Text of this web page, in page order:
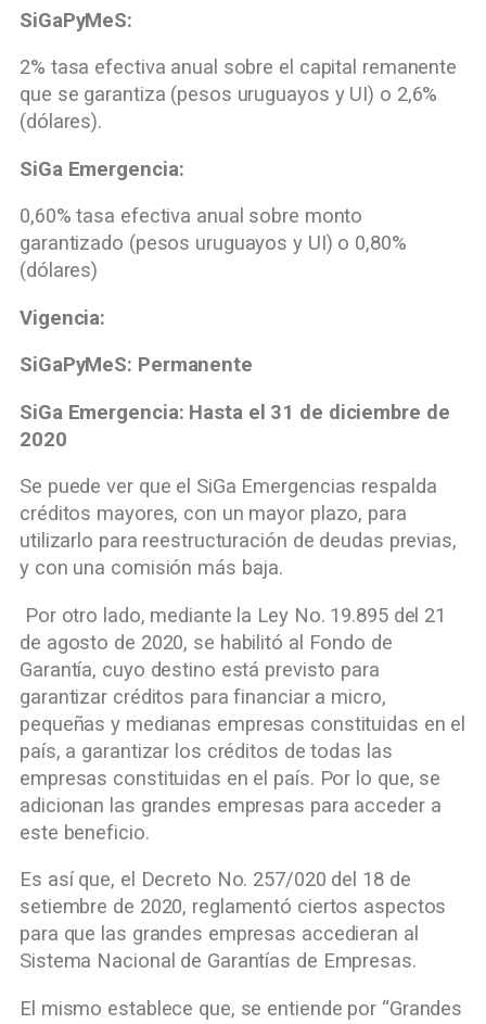
SiGaPyMeS:
2% tasa efectiva anual sobre el capital remanente
que se garantiza (pesos uruguayos y UI) o 2,6%
(dólares).
SiGa Emergencia:
0,60% tasa efectiva anual sobre monto
garantizado (pesos uruguayos y UI) o 0,80%
(dólares)
Vigencia:
SiGaPyMeS: Permanente
SiGa Emergencia: Hasta el 31 de diciembre de
2020
Se puede ver que el SiGa Emergencias respalda
créditos mayores, con un mayor plazo, para
utilizarlo para reestructuración de deudas previas,
y con una comisión más baja.
Por otro lado, mediante la Ley No. 19.895 del 21
de agosto de 2020, se habilitó al Fondo de
Garantía, cuyo destino está previsto para
garantizar créditos para financiar a micro,
pequeñas y medianas empresas constituidas en el
país, a garantizar los créditos de todas las
empresas constituidas en el país. Por lo que, se
adicionan las grandes empresas para acceder a
este beneficio.
Es así que, el Decreto No. 257/020 del 18 de
setiembre de 2020, reglamentó ciertos aspectos
para que las grandes empresas accedieran al
Sistema Nacional de Garantías de Empresas.
El mismo establece que, se entiende por “Grandes